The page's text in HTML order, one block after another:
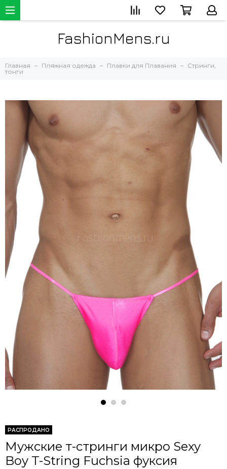
FashionMens.ru
Главная Пляжная одежда Плавки для Плавания
Стринги,
тонги
РАСПРОДАНО
Мужские т-стринги микро Sexy
Boy T-String Fuchsia фуксия